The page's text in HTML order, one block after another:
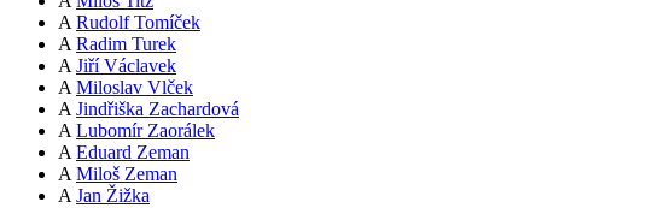
A Rudolf Tomíček
A Radim Turek
A Jiří Václavek
A Miloslav Vlček
A Jindřiška Zachardová
A Lubomír Zaorálek
A Eduard Zeman
A Miloš Zeman
A Jan Žižka